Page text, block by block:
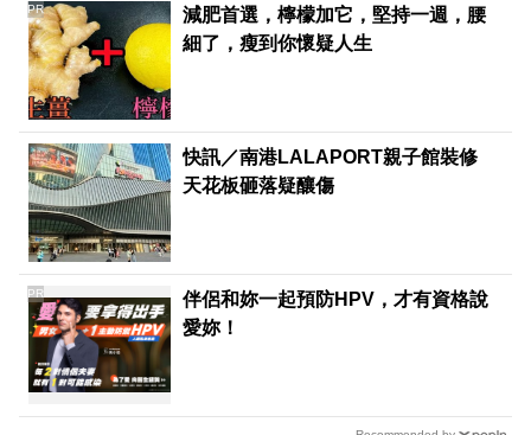
減肥首選，檸檬加它，堅持一週，腰
細了，瘦到你懷疑人生
PR
快訊／南港LALAPORT親子館裝修
天花板砸落疑釀傷
伴侶和妳一起預防HPV，才有資格說
愛妳！
PR